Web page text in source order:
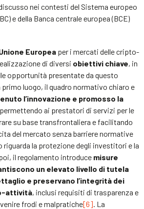
nei contesti del Sistema europeo
e della Banca centrale europea (BCE)
Europea per i mercati delle cripto-
di diversi obiettivi chiave, in
opportunità presentate da questo
luogo, il quadro normativo chiaro e
l’innovazione e promosso la
ai prestatori di servizi per le
su base transfrontaliera e facilitando
del mercato senza barriere normative
riguarda la protezione degli investitori e la
il regolamento introduce misure
un elevato livello di tutela
e preservano l’integrità dei
attività, inclusi requisiti di trasparenza e
frodi e malpratiche[6]. La